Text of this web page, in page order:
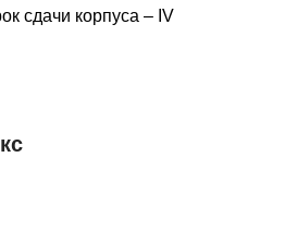
сдачи корпуса – IV